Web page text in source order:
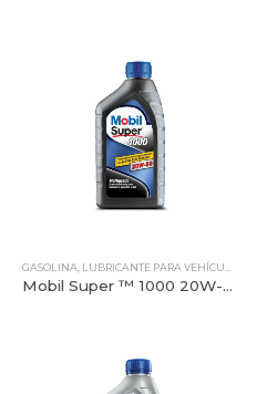
GASOLINA, LUBRICANTE PARA VEHÍCULOS LIVIANOS
Mobil Super ™ 1000 20W-50